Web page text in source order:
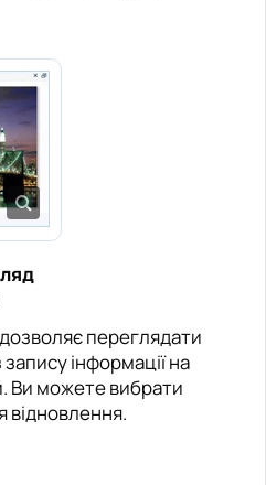
переглядати
інформації на
Ви можете вибрати
відновлення.